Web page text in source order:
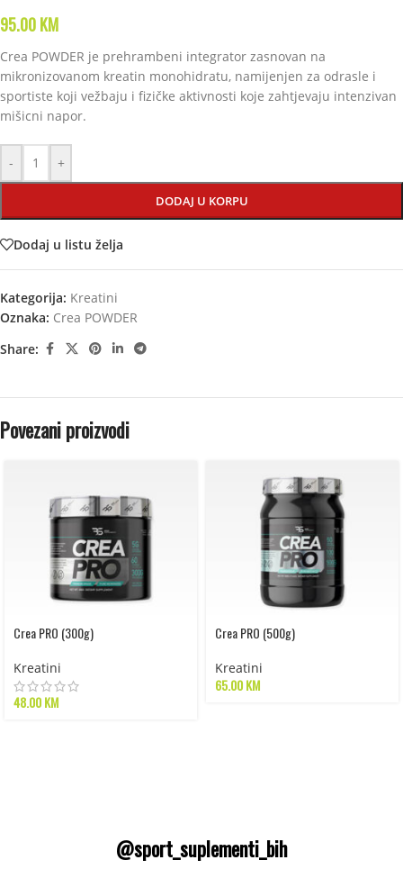
95.00KM
Crea POWDER je prehrambeni integrator zasnovan na
mikronizovanom kreatin monohidratu, namijenjen za odrasle i
sportiste koji vežbaju i fizičke aktivnosti koje zahtjevaju intenzivan
mišicni napor.
- +
DODAJ U KORPU
Dodaj u listu želja
Kategorija: Kreatini
Oznaka: Crea POWDER
Share:
Povezani proizvodi
Crea PRO (300g)
Kreatini
48.00KM
Crea PRO (500g)
Kreatini
65.00KM
@sport_suplementi_bih